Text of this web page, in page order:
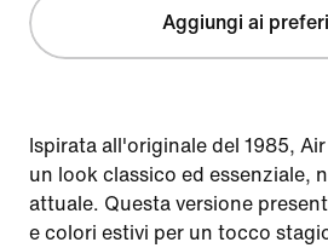
Aggiungi ai
Ispirata all'originale del 1985,
un look classico ed essenziale,
attuale. Questa versione
e colori estivi per un tocco